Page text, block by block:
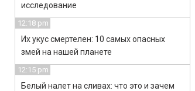
исследование
12:18 pm
Их укус смертелен: 10 самых опасных
змей на нашей планете
12:15 pm
Белый налет на сливах: что это и зачем